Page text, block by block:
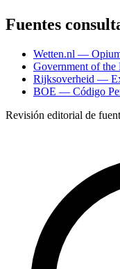
Fuentes
Wetten.nl —
Government of
Rijksoverheid —
BOE — Código
Revisión editorial de